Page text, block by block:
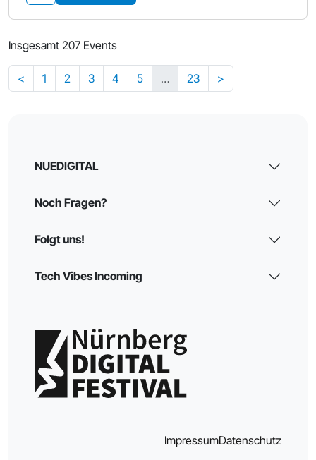
Insgesamt 207 Events
< 1 2 3 4 5 … 23 >
NUEDIGITAL
Noch Fragen?
Folgt uns!
Tech Vibes Incoming
ImpressumDatenschutz